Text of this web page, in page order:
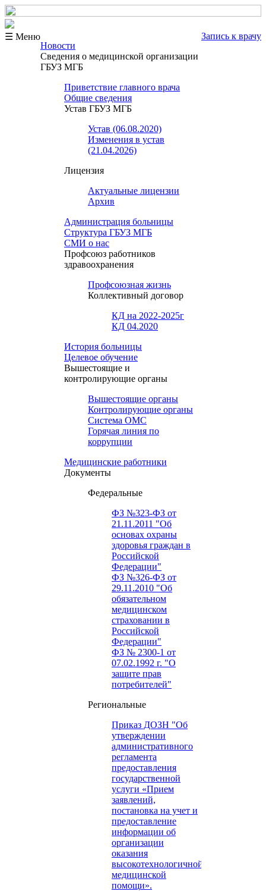
☰ Меню
Запись к врачу
Новости
Сведения о медицинской организации
ГБУЗ МГБ
Приветствие главного врача
Общие сведения
Устав ГБУЗ МГБ
Устав (06.08.2020)
Изменения в устав
(21.04.2026)
Лицензия
Актуальные лицензии
Архив
Администрация больницы
Структура ГБУЗ МГБ
СМИ о нас
Профсоюз работников
здравоохранения
Профсоюзная жизнь
Коллективный договор
КД на 2022-2025г
КД 04.2020
История больницы
Целевое обучение
Вышестоящие и
контролирующие органы
Вышестоящие органы
Контролирующие органы
Система ОМС
Горячая линия по
коррупции
Медицинские работники
Документы
Федеральные
ФЗ №323-ФЗ от
21.11.2011 "Об
основах охраны
здоровья граждан в
Российской
Федерации"
ФЗ №326-ФЗ от
29.11.2010 "Об
обязательном
медицинском
страховании в
Российской
Федерации"
ФЗ № 2300-1 от
07.02.1992 г. "О
защите прав
потребителей"
Региональные
Приказ ДОЗН "Об
утверждении
административного
регламента
предоставления
государственной
услуги «Прием
заявлений,
постановка на учет и
предоставление
информации об
организации
оказания
высокотехнологичной
медицинской
помощи».